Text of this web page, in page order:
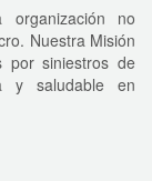
organización no
Nuestra Misión
por siniestros de
y saludable en